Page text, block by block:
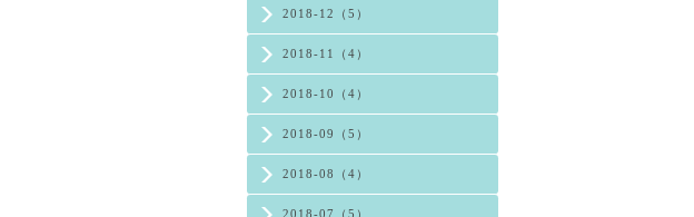
2018-12（5）
2018-11（4）
2018-10（4）
2018-09（5）
2018-08（4）
2018-07（5）